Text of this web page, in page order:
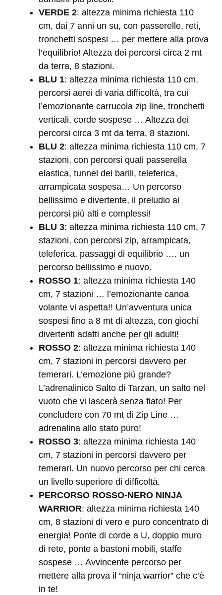
VERDE 2: altezza minima richiesta 110
cm, dai 7 anni un su, con passerelle, reti,
tronchetti sospesi … per mettere alla prova
l’equilibrio! Altezza dei percorsi circa 2 mt
da terra, 8 stazioni.
BLU 1: altezza minima richiesta 110 cm,
percorsi aerei di varia difficoltà, tra cui
l’emozionante carrucola zip line, tronchetti
verticali, corde sospese … Altezza dei
percorsi circa 3 mt da terra, 8 stazioni.
BLU 2: altezza minima richiesta 110 cm, 7
stazioni, con percorsi quali passerella
elastica, tunnel dei barili, teleferica,
arrampicata sospesa… Un percorso
bellissimo e divertente, il preludio ai
percorsi più alti e complessi!
BLU 3: altezza minima richiesta 110 cm, 7
stazioni, con percorsi zip, arrampicata,
teleferica, passaggi di equilibrio …. un
percorso bellissimo e nuovo.
ROSSO 1: altezza minima richiesta 140
cm, 7 stazioni … l’emozionante canoa
volante vi aspetta!! Un’avventura unica
sospesi fino a 8 mt di altezza, con giochi
divertenti adatti anche per gli adulti!
ROSSO 2: altezza minima richiesta 140
cm, 7 stazioni in percorsi davvero per
temerari. L’emozione più grande?
L’adrenalinico Salto di Tarzan, un salto nel
vuoto che vi lascerà senza fiato! Per
concludere con 70 mt di Zip Line …
adrenalina allo stato puro!
ROSSO 3: altezza minima richiesta 140
cm, 7 stazioni in percorsi davvero per
temerari. Un nuovo percorso per chi cerca
un livello superiore di difficoltà.
PERCORSO ROSSO-NERO NINJA
WARRIOR: altezza minima richiesta 140
cm, 8 stazioni di vero e puro concentrato di
energia! Ponte di corde a U, doppio muro
di rete, ponte a bastoni mobili, staffe
sospese … Avvincente percorso per
mettere alla prova il “ninja warrior” che c’è
in te!